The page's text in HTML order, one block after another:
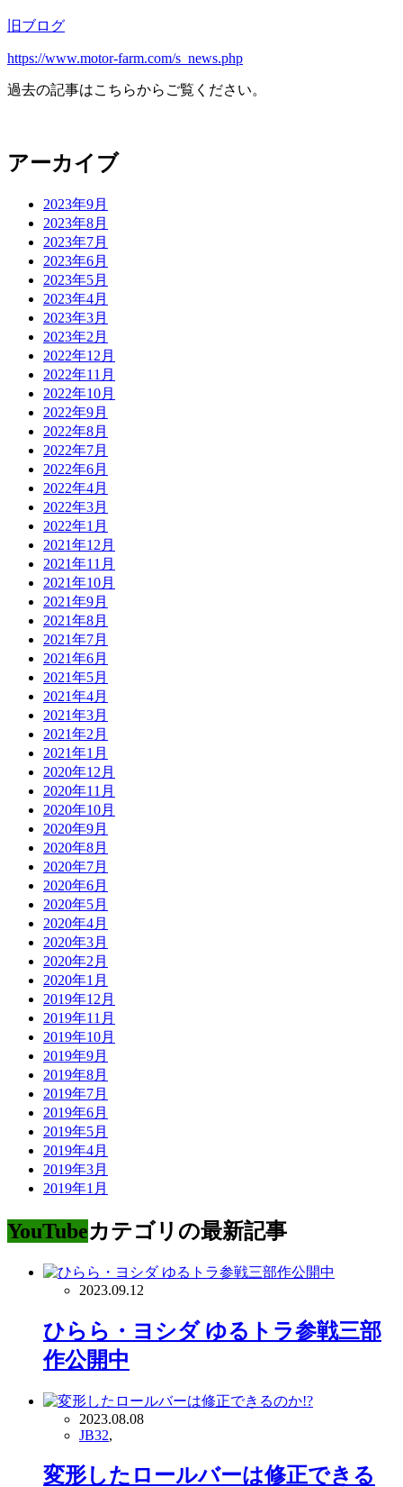
旧ブログ
https://www.motor-farm.com/s_news.php
過去の記事はこちらからご覧ください。
アーカイブ
2023年9月
2023年8月
2023年7月
2023年6月
2023年5月
2023年4月
2023年3月
2023年2月
2022年12月
2022年11月
2022年10月
2022年9月
2022年8月
2022年7月
2022年6月
2022年4月
2022年3月
2022年1月
2021年12月
2021年11月
2021年10月
2021年9月
2021年8月
2021年7月
2021年6月
2021年5月
2021年4月
2021年3月
2021年2月
2021年1月
2020年12月
2020年11月
2020年10月
2020年9月
2020年8月
2020年7月
2020年6月
2020年5月
2020年4月
2020年3月
2020年2月
2020年1月
2019年12月
2019年11月
2019年10月
2019年9月
2019年8月
2019年7月
2019年6月
2019年5月
2019年4月
2019年3月
2019年1月
YouTubeカテゴリの最新記事
2023.09.12
ひらら・ヨシダ ゆるトラ参戦三部
作公開中
2023.08.08
JB32,
変形したロールバーは修正できる